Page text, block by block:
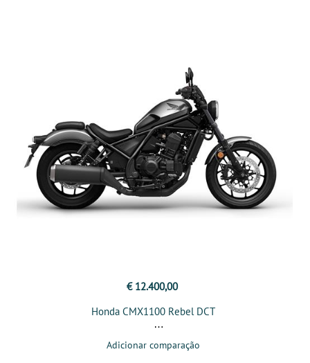
€ 12.400,00
Honda CMX1100 Rebel DCT
Adicionar comparação